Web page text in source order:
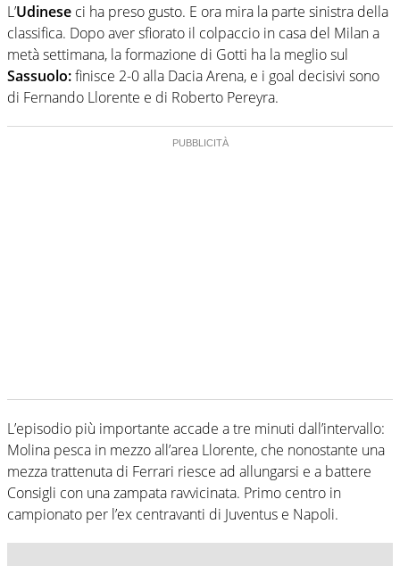
L’Udinese ci ha preso gusto. E ora mira la parte sinistra della
classifica. Dopo aver sfiorato il colpaccio in casa del Milan a
metà settimana, la formazione di Gotti ha la meglio sul
Sassuolo:finisce 2-0 alla Dacia Arena, e i goal decisivi sono
di Fernando Llorente e di Roberto Pereyra.
L’episodio più importante accade a tre minuti dall’intervallo:
Molina pesca in mezzo all’area Llorente, che nonostante una
mezza trattenuta di Ferrari riesce ad allungarsi e a battere
Consigli con una zampata ravvicinata. Primo centro in
campionato per l’ex centravanti di Juventus e Napoli.